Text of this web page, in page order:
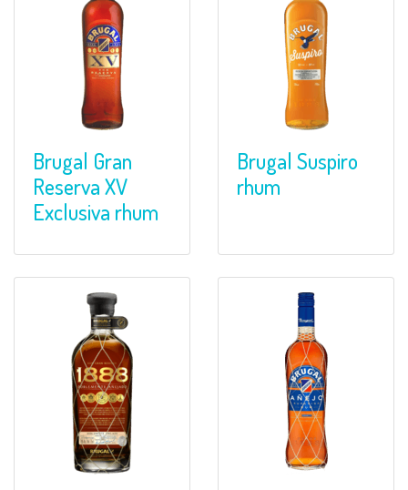
Brugal Gran
Reserva XV
Exclusiva rhum
Brugal Suspiro
rhum